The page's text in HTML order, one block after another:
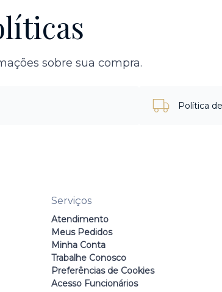
sobre sua compra.
Política
Serviços
Atendimento
Meus Pedidos
Minha Conta
Trabalhe Conosco
Preferências de Cookies
Acesso Funcionários